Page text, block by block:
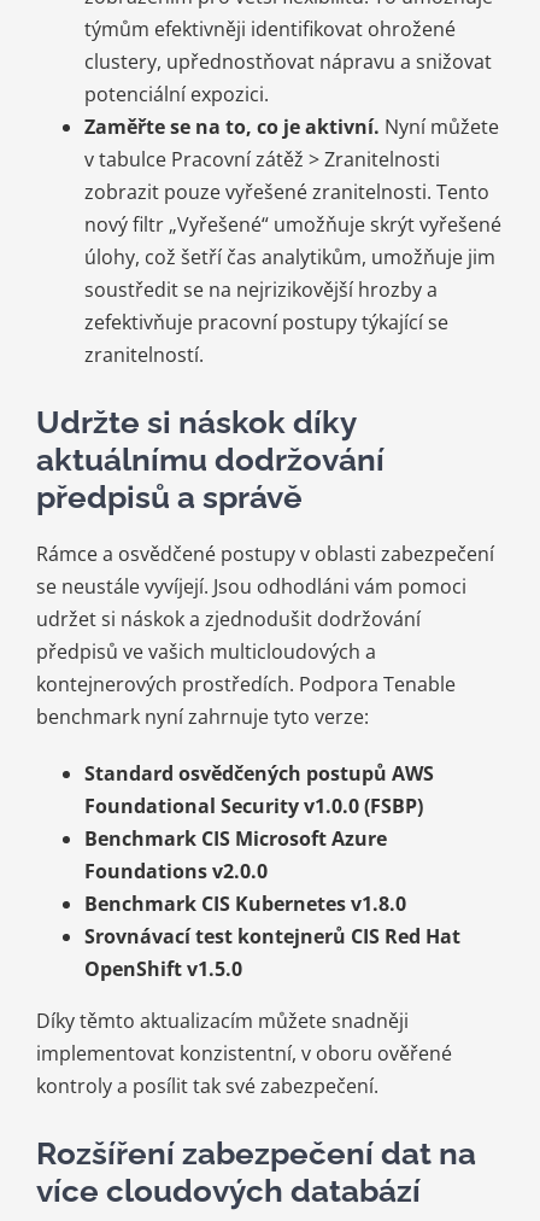
týmům efektivněji identifikovat ohrožené
clustery, upřednostňovat nápravu a snižovat
potenciální expozici.
Zaměřte se na to, co je aktivní. Nyní můžete
v tabulce Pracovní zátěž > Zranitelnosti
zobrazit pouze vyřešené zranitelnosti. Tento
nový filtr „Vyřešené“ umožňuje skrýt vyřešené
úlohy, což šetří čas analytikům, umožňuje jim
soustředit se na nejrizikovější hrozby a
zefektivňuje pracovní postupy týkající se
zranitelností.
Udržte si náskok díky
aktuálnímu dodržování
předpisů a správě
Rámce a osvědčené postupy v oblasti zabezpečení
se neustále vyvíjejí. Jsou odhodláni vám pomoci
udržet si náskok a zjednodušit dodržování
předpisů ve vašich multicloudových a
kontejnerových prostředích. Podpora Tenable
benchmark nyní zahrnuje tyto verze:
Standard osvědčených postupů AWS
Foundational Security v1.0.0 (FSBP)
Benchmark CIS Microsoft Azure
Foundations v2.0.0
Benchmark CIS Kubernetes v1.8.0
Srovnávací test kontejnerů CIS Red Hat
OpenShift v1.5.0
Díky těmto aktualizacím můžete snadněji
implementovat konzistentní, v oboru ověřené
kontroly a posílit tak své zabezpečení.
Rozšíření zabezpečení dat na
více cloudových databází